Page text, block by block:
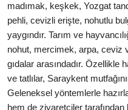
İletişim
Şehirler
Helal Gıda & Dini
Gıda Güvenliği & Bilimi
madımak, keşkek, Yozgat
pehli, cevizli erişte, nohutlu
yaygındır. Tarım ve
nohut, mercimek, arpa, ceviz
gıdalar arasındadır.
ve tatlılar, Saraykent
Geleneksel yöntemlerle
hem de ziyaretçiler